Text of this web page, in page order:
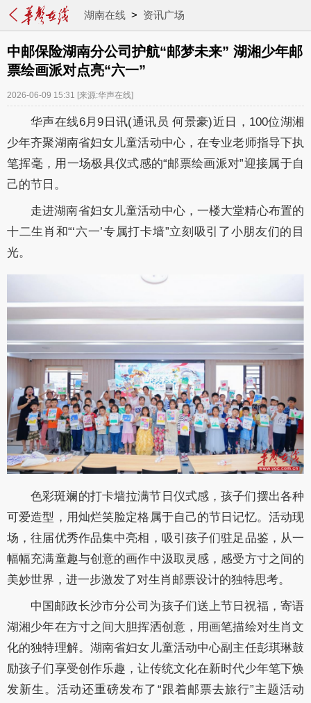
湖南在线> 资讯广场
中邮保险湖南分公司护航“邮梦未来” 湖湘少年邮
票绘画派对点亮“六一”
2026-06-09 15:31 [来源:华声在线]
华声在线6月9日讯(通讯员 何景豪)近日，100位湖湘
少年齐聚湖南省妇女儿童活动中心，在专业老师指导下执
笔挥毫，用一场极具仪式感的“邮票绘画派对”迎接属于自
己的节日。
走进湖南省妇女儿童活动中心，一楼大堂精心布置的
十二生肖和“‘六一’专属打卡墙”立刻吸引了小朋友们的目
光。
色彩斑斓的打卡墙拉满节日仪式感，孩子们摆出各种
可爱造型，用灿烂笑脸定格属于自己的节日记忆。活动现
场，往届优秀作品集中亮相，吸引孩子们驻足品鉴，从一
幅幅充满童趣与创意的画作中汲取灵感，感受方寸之间的
美妙世界，进一步激发了对生肖邮票设计的独特思考。
中国邮政长沙市分公司为孩子们送上节日祝福，寄语
湖湘少年在方寸之间大胆挥洒创意，用画笔描绘对生肖文
化的独特理解。湖南省妇女儿童活动中心副主任彭琪琳鼓
励孩子们享受创作乐趣，让传统文化在新时代少年笔下焕
发新生。活动还重磅发布了“跟着邮票去旅行”主题活动